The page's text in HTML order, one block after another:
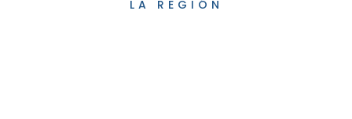
LA REGIÓN